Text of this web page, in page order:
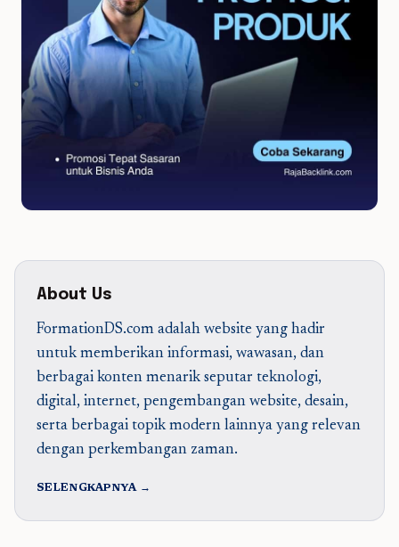
About Us
FormationDS.com adalah website yang hadir
untuk memberikan informasi, wawasan, dan
berbagai konten menarik seputar teknologi,
digital, internet, pengembangan website, desain,
serta berbagai topik modern lainnya yang relevan
dengan perkembangan zaman.
SELENGKAPNYA →